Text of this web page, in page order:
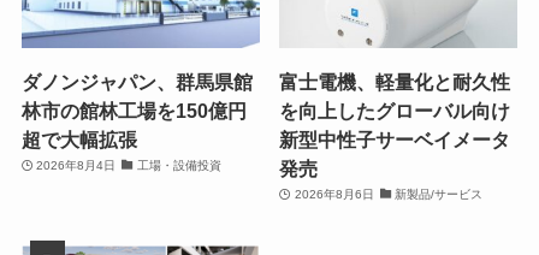
ダノンジャパン、群馬県館
林市の館林工場を150億円
超で大幅拡張
2026年8月4日 工場・設備投資
富士電機、軽量化と耐久性
を向上したグローバル向け
新型中性子サーベイメータ
発売
2026年8月6日 新製品/サービス